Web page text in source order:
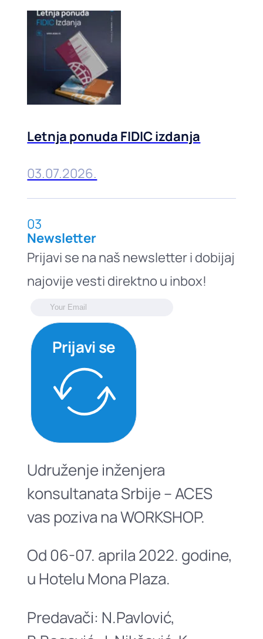
Letnja ponuda FIDIC izdanja
03.07.2026.
03
Newsletter
Prijavi se na naš newsletter i dobijaj
najovije vesti direktno u inbox!
Prijavi se
Udruženje inženjera
konsultanata Srbije – ACES
vas poziva na WORKSHOP.
Od 06-07. aprila 2022. godine,
u Hotelu Mona Plaza.
Predavači: N.Pavlović,